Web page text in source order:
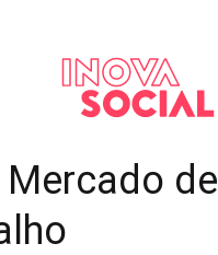
Mercado de